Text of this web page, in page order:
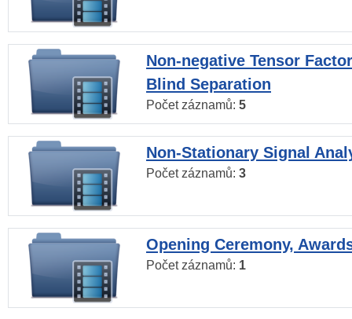
Non-negative Tensor
Blind Separation
Počet záznamů: 5
Non-Stationary Signal
Počet záznamů: 3
Opening Ceremony,
Počet záznamů: 1